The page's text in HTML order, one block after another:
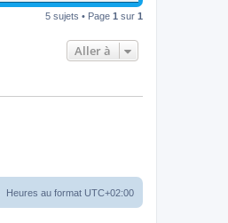
5 sujets • Page 1 sur 1
Aller à
Heures au format UTC+02:00